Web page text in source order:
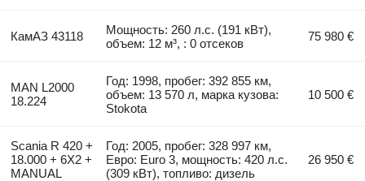
КамАЗ 43118
Мощность: 260 л.с. (191 кВт),
объем: 12 м³, : 0 отсеков
75 980 €
MAN L2000
18.224
Год: 1998, пробег: 392 855 км,
объем: 13 570 л, марка кузова:
Stokota
10 500 €
Scania R 420 +
18.000 + 6X2 +
MANUAL
Год: 2005, пробег: 328 997 км,
Евро: Euro 3, мощность: 420 л.с.
(309 кВт), топливо: дизель
26 950 €